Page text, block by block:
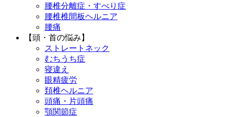
腰椎分離症・すべり症
腰椎椎間板ヘルニア
腰痛
【頭・首の悩み】
ストレートネック
むちうち症
寝違え
眼精疲労
頚椎ヘルニア
頭痛・片頭痛
顎関節症